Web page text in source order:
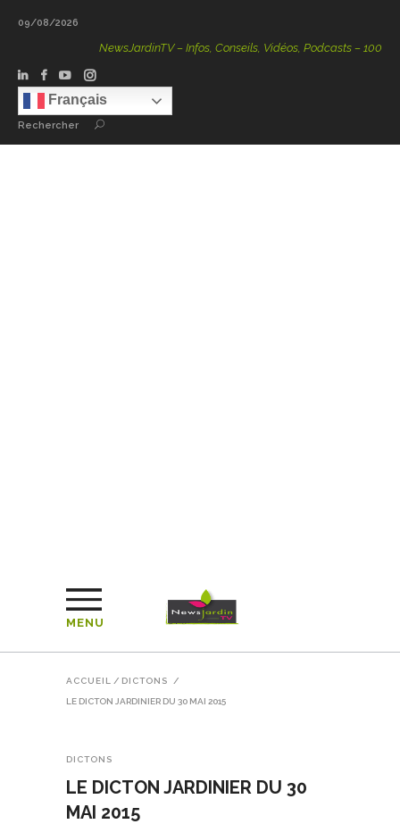
09/08/2026
NewsJardinTV – Infos, Conseils, Vidéos, Podcasts – 100 %
Français
Rechercher
MENU
ACCUEIL / DICTONS /
LE DICTON JARDINIER DU 30 MAI 2015
DICTONS
LE DICTON JARDINIER DU 30
MAI 2015